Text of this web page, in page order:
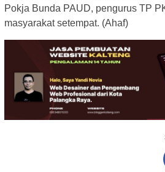
Pokja Bunda PAUD, pengurus TP
masyarakat setempat. (Ahaf)